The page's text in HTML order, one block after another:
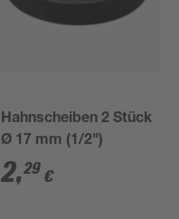
Hahnscheiben 2 Stück
Ø 17 mm (1/2")
2,29 €